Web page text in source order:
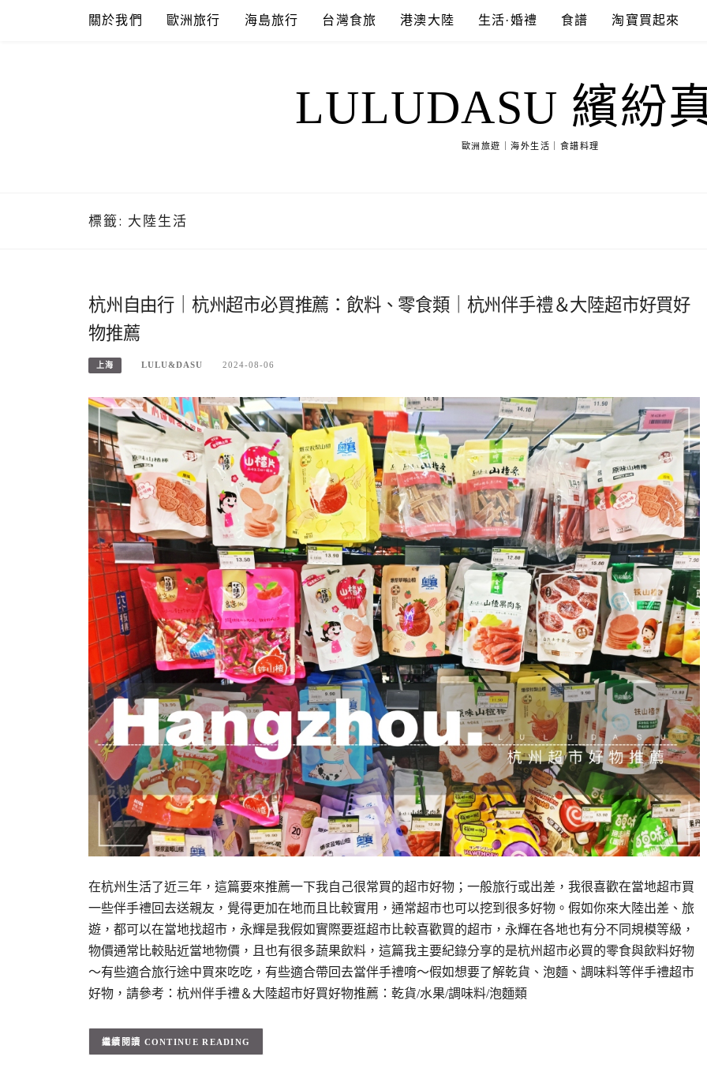
關於我們 歐洲旅行 海島旅行 台灣食旅 港澳大陸 生活·婚禮 食譜 淘寶買起來
LULUDASU 繽紛
歐洲旅遊｜海外生活｜食譜料理
標籤: 大陸生活
杭州自由行｜杭州超市必買推薦：飲料、零食類｜杭州伴手禮＆大陸超市好買好
物推薦
上海 LULU&DASU 2024-08-06
在杭州生活了近三年，這篇要來推薦一下我自己很常買的超市好物；一般旅行或出差，我很喜歡在當地超市買
一些伴手禮回去送親友，覺得更加在地而且比較實用，通常超市也可以挖到很多好物。假如你來大陸出差、旅
遊，都可以在當地找超市，永輝是我假如實際要逛超市比較喜歡買的超市，永輝在各地也有分不同規模等級，
物價通常比較貼近當地物價，且也有很多蔬果飲料，這篇我主要紀錄分享的是杭州超市必買的零食與飲料好物
～有些適合旅行途中買來吃吃，有些適合帶回去當伴手禮唷～假如想要了解乾貨、泡麵、調味料等伴手禮超市
好物，請參考：杭州伴手禮＆大陸超市好買好物推薦：乾貨/水果/調味料/泡麵類
CONTINUE READING